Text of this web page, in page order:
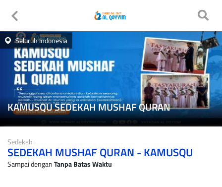
KAMUSQU SEDEKAH MUSHAF QURAN
Seluruh Indonesia
Sedekah
SEDEKAH MUSHAF QURAN - KAMUSQU
Sampai denganTanpa Batas Waktu